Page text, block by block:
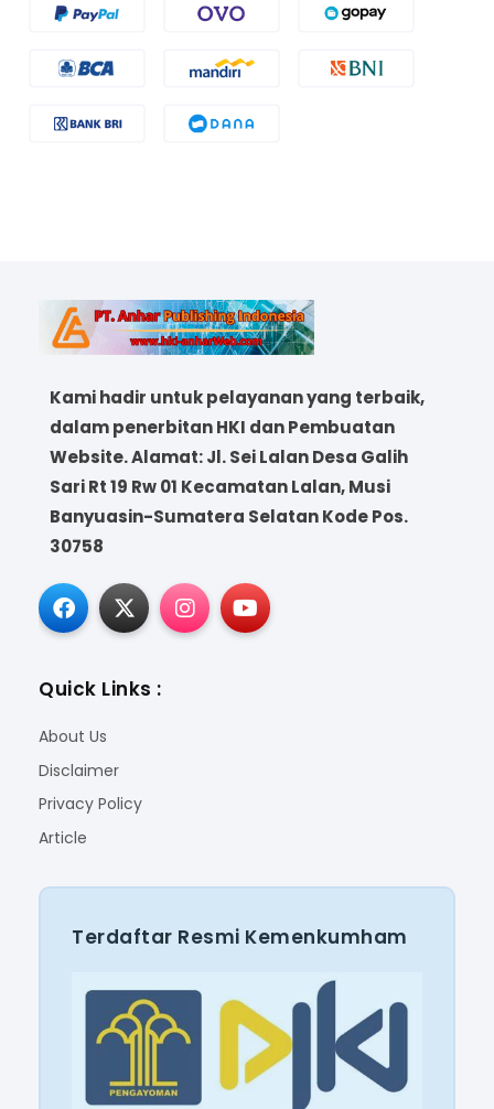
Kami hadir untuk pelayanan yang terbaik,
dalam penerbitan HKI dan Pembuatan
Website. Alamat: Jl. Sei Lalan Desa Galih
Sari Rt 19 Rw 01 Kecamatan Lalan, Musi
Banyuasin-Sumatera Selatan Kode Pos.
30758
Quick Links :
About Us
Disclaimer
Privacy Policy
Article
Terdaftar Resmi Kemenkumham